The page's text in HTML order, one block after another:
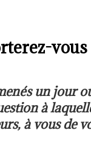
un jour
à
à vous de